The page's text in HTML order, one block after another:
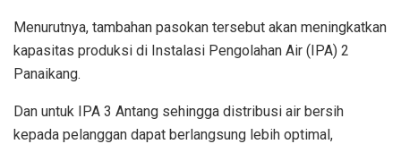
Menurutnya, tambahan pasokan tersebut akan meningkatkan
kapasitas produksi di Instalasi Pengolahan Air (IPA) 2
Panaikang.
Dan untuk IPA 3 Antang sehingga distribusi air bersih
kepada pelanggan dapat berlangsung lebih optimal,